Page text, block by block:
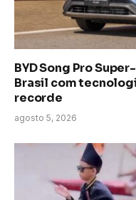
BYD Song Pro
Brasil com
recorde
agosto 5, 2026